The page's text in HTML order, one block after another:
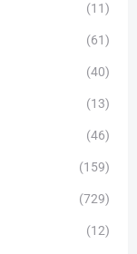
(11)
(61)
(40)
(13)
(46)
(159)
(729)
(12)